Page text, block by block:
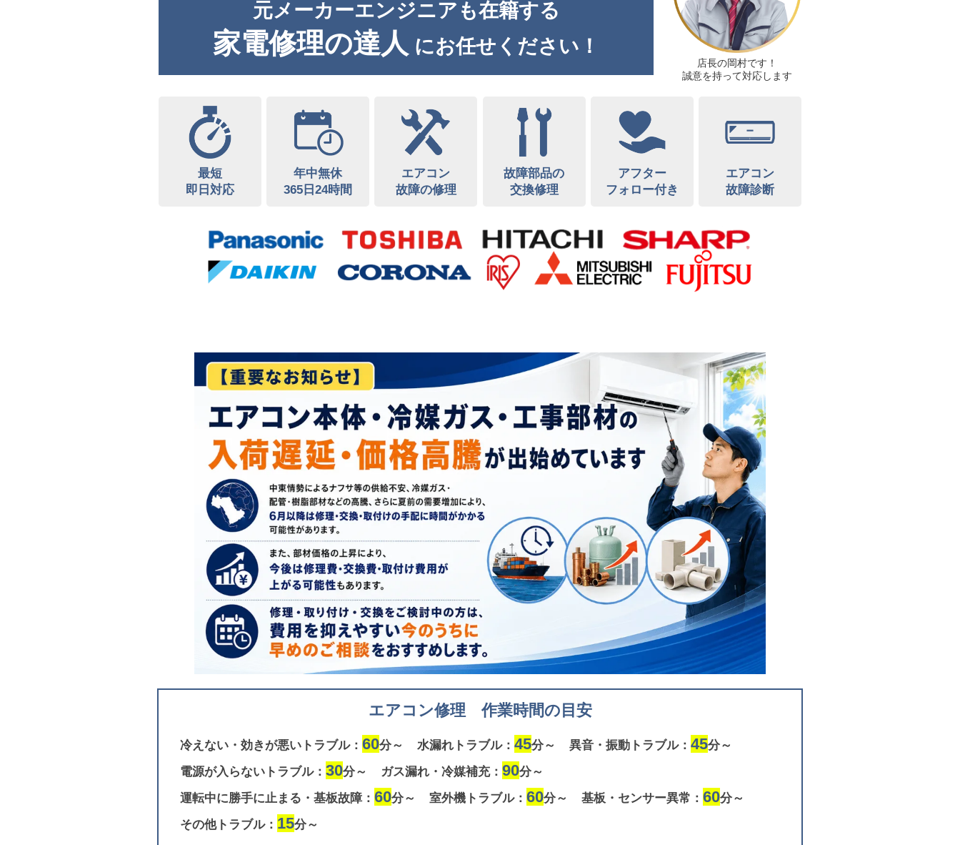
元メーカーエンジニアも在籍する
家電修理の達人 にお任せください！
店長の岡村です！
誠意を持って対応します
最短
即日対応
年中無休
365日24時間
エアコン
故障の修理
故障部品の
交換修理
アフター
フォロー付き
エアコン
故障診断
エアコン修理 作業時間の目安
冷えない・効きが悪いトラブル： 60分～ 水漏れトラブル： 45分～ 異音・振動トラブル： 45分～
電源が入らないトラブル： 30分～ ガス漏れ・冷媒補充： 90分～
運転中に勝手に止まる・基板故障： 60分～ 室外機トラブル： 60分～ 基板・センサー異常： 60分～
その他トラブル： 15分～